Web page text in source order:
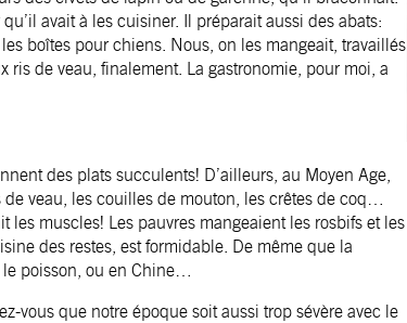
avait à les cuisiner. Il préparait aussi des abats:
boîtes pour chiens. Nous, on les mangeait, travaillés
ris de veau, finalement. La gastronomie, pour moi, a
des plats succulents! D’ailleurs, au Moyen Age,
veau, les couilles de mouton, les crêtes de coq…
les muscles! Les pauvres mangeaient les rosbifs et les
des restes, est formidable. De même que la
poisson, ou en Chine…
vous que notre époque soit aussi trop sévère avec le